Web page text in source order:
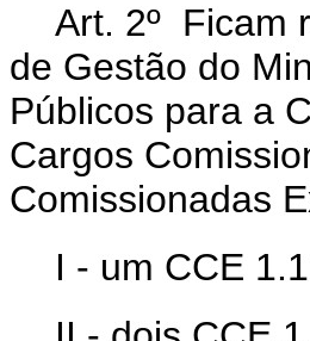
Art. 2º Ficam
de Gestão do
Públicos para a
Cargos
Comissionadas
I - um CCE